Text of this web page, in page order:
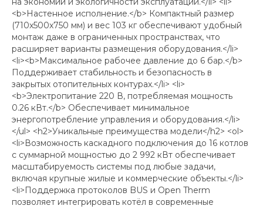
<b>Настенное исполнение.</b> Компактный размер
(710x500x750 мм) и вес 103 кг обеспечивают удобный
монтаж даже в ограниченных пространствах, что
расширяет варианты размещения оборудования.</li>
<li><b>Максимальное рабочее давление до 6 бар.</b>
Поддерживает стабильность и безопасность в
закрытых отопительных контурах.</li> <li>
<b>Электропитание 220 В, потребляемая мощность
0.26 кВт.</b> Обеспечивает минимальное
энергопотребление управления и оборудования.</li>
</ul> <h2>Уникальные преимущества модели</h2> <ol>
<li>Возможность каскадного подключения до 16 котлов
с суммарной мощностью до 2 992 кВт обеспечивает
масштабируемость системы под любые задачи,
включая крупные жилые и коммерческие объекты.</li>
<li>Поддержка протоколов BUS и Open Therm
позволяет интегрировать котёл в современные